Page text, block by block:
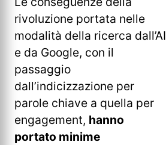
rivoluzione portata nelle
modalità della ricerca dall’AI
e da Google, con il
passaggio
dall’indicizzazione per
parole chiave a quella per
engagement, hanno
portato minime